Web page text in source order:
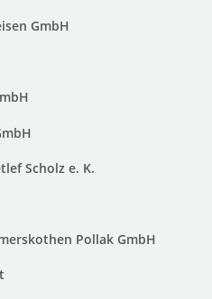
GmbH
Scholz e. K.
Pollak GmbH